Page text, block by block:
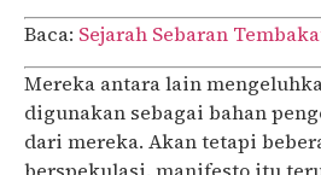
Baca: Sejarah Sebaran
Mereka antara lain
digunakan sebagai bahan
dari mereka. Akan tetapi
berspekulasi, manifesto itu